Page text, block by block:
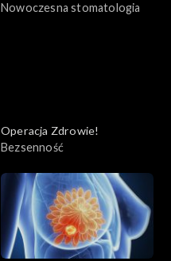
Nowoczesna stomatologia
Operacja Zdrowie!
Bezsenność